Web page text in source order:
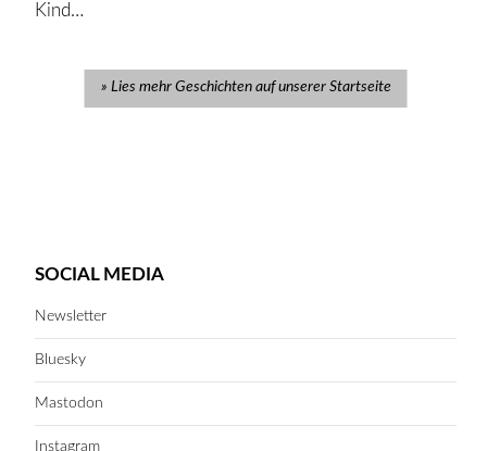
Kind…
Lies mehr Geschichten auf unserer Startseite
SOCIAL MEDIA
Newsletter
Bluesky
Mastodon
Instagram